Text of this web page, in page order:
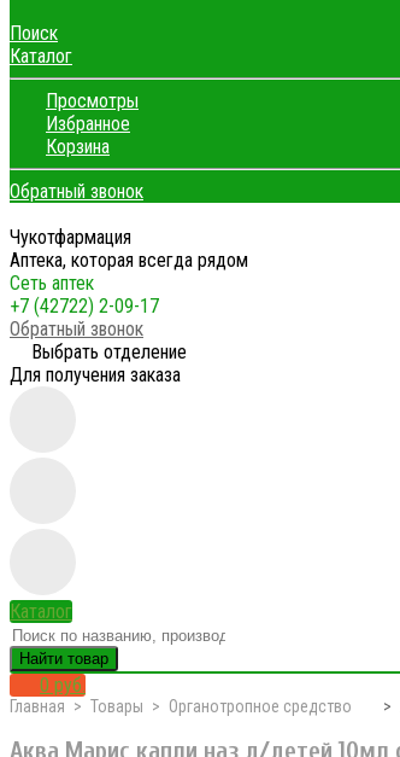
Поиск
Каталог
Просмотры
Избранное
Корзина
Обратный звонок
Чукотфармация
Аптека, которая всегда рядом
Сеть аптек
+7 (42722) 2-09-17
Обратный звонок
Выбрать отделение
Для получения заказа
Каталог
Найти товар
0 руб.
Главная Товары Органотропное средство